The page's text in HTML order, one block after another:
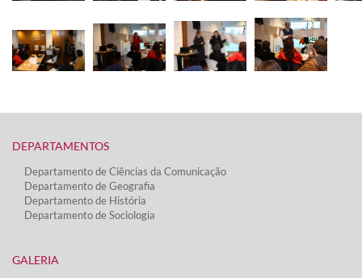
DEPARTAMENTOS​
Departamento de Ciências da Comunicação
Departamento de Geografia
Departamento de História
Departamento de Sociologia
GALERIA